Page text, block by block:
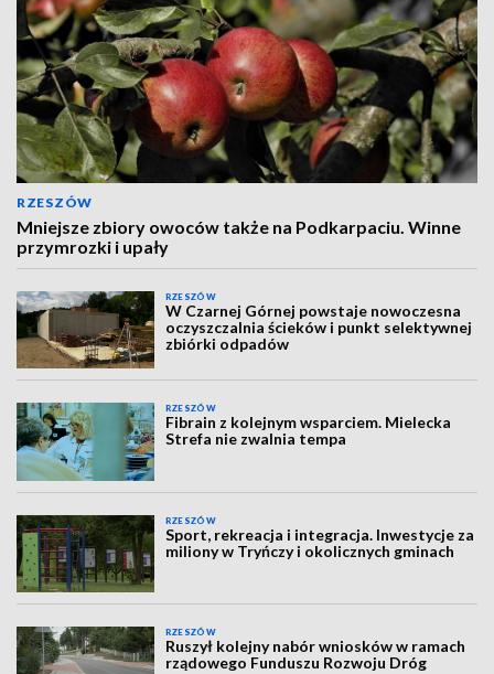
RZESZÓW
Mniejsze zbiory owoców także na Podkarpaciu. Winne
przymrozki i upały
RZESZÓW
W Czarnej Górnej powstaje nowoczesna
oczyszczalnia ścieków i punkt selektywnej
zbiórki odpadów
RZESZÓW
Fibrain z kolejnym wsparciem. Mielecka
Strefa nie zwalnia tempa
RZESZÓW
Sport, rekreacja i integracja. Inwestycje za
miliony w Tryńczy i okolicznych gminach
RZESZÓW
Ruszył kolejny nabór wniosków w ramach
rządowego Funduszu Rozwoju Dróg